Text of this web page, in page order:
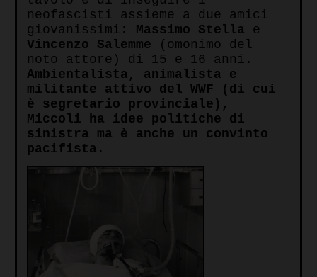
neofascisti assieme a due amici
giovanissimi: Massimo Stella e
Vincenzo Salemme (omonimo del
noto attore) di 15 e 16 anni.
Ambientalista, animalista e
militante attivo del WWF (di cui
è segretario provinciale),
Miccoli ha idee politiche di
sinistra ma è anche un convinto
pacifista .